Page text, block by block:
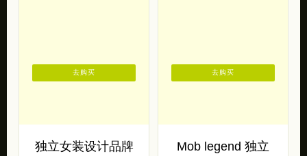
独立女装设计品牌
去购买
Mob legend 独立
去购买